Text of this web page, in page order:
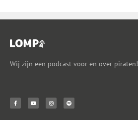
Wij zijn een podcast voor en over piraten!